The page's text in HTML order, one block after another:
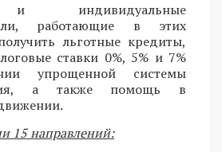
индивидуальные
работающие в этих
льготные кредиты,
ставки 0%, 5% и 7%
упрощенной системы
а также помощь в
15 направлений: